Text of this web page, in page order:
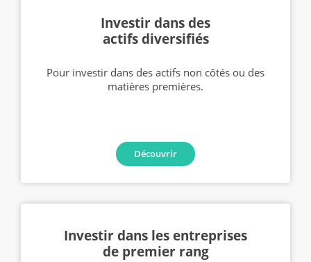
Investir dans des
actifs diversifiés
Pour investir dans des actifs non côtés ou des
matières premières.
Découvrir
Investir dans les entreprises
de premier rang